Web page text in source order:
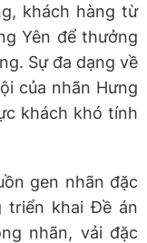
khách hàng từ
Yên để thưởng
Sự đa dạng về
của nhãn Hưng
khách khó tính
gen nhãn đặc
triển khai Đề án
nhãn, vải đặc